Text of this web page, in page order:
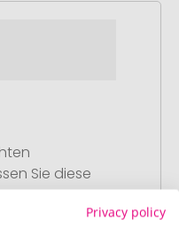
Sie diese
konfiguriertenPrivacy policy